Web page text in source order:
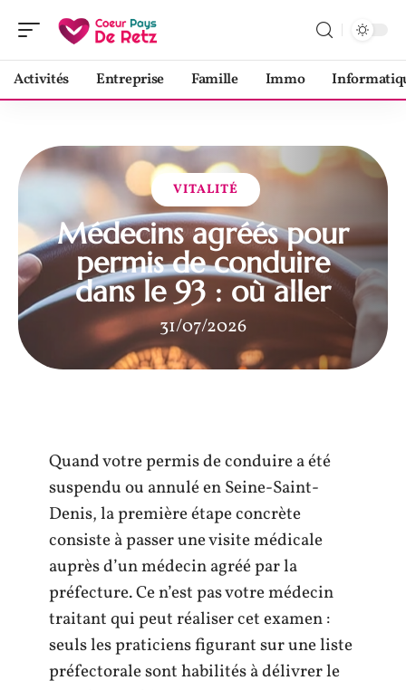
Activités Entreprise Famille Immo
VITALITÉ
Médecins agréés pour
permis de conduire
dans le 93 : où aller
31/07/2026
Quand votre permis de conduire a été
suspendu ou annulé en Seine-Saint-
Denis, la première étape concrète
consiste à passer une visite médicale
auprès d’un médecin agréé par la
préfecture. Ce n’est pas votre médecin
traitant qui peut réaliser cet examen :
seuls les praticiens figurant sur une liste
préfectorale sont habilités à délivrer le